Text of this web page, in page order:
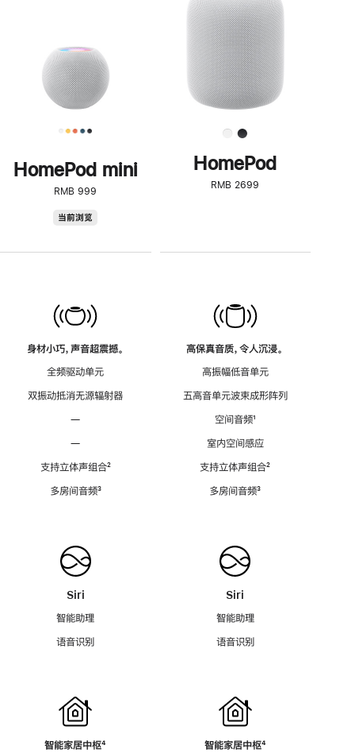
HomePod mini
RMB 999
当前浏览
身材小巧，声音超震撼。
全频驱动单元
双振动抵消无源辐射器
—
—
支持立体声组合脚
²
多房间音频脚
³
Siri
智能助理
语音识别
智能家居中枢脚
⁴
了
解
HomePod<
HomePod
RMB 2699
高保真音质，令人沉浸。
高振幅低音单元
五高音单元波束成形阵列
空间音频脚
¹
室内空间感应
支持立体声组合脚
²
多房间音频脚
³
Siri
智能助理
语音识别
智能家居中枢脚
⁴